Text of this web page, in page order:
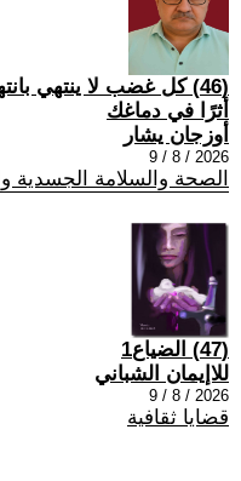
(46) كل غضب لا ينتهي
أثرًا في دماغك
أوزجان يشار
2026 / 8 / 9
الصحة والسلامة الجسدية
(47) الضياع1
للاإيمان الشباني
2026 / 8 / 9
قضايا ثقافية